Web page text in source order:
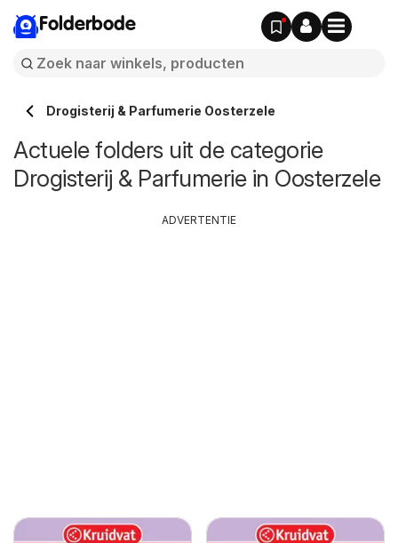
Folderbode
Drogisterij & Parfumerie Oosterzele
Actuele folders uit de categorie
Drogisterij & Parfumerie in Oosterzele
ADVERTENTIE